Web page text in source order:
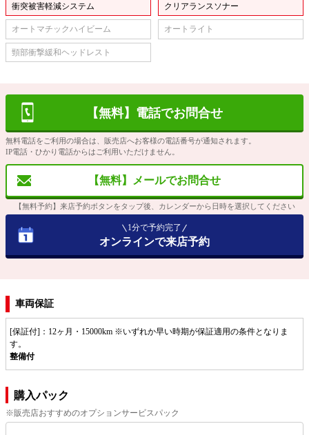
衝突被害軽減システム クリアランスソナー
オートマチックハイビーム オートライト
頸部衝撃緩和ヘッドレスト
【無料】電話でお問合せ
無料電話をご利用の場合は、販売店へお客様の電話番号が通知されます。
IP電話・ひかり電話からはご利用いただけません。
【無料】メールでお問合せ
【無料予約】来店予約ボタンをタップ後、カレンダーから日時を選択してください
1分で予約完了
オンラインで来店予約
車両保証
[保証付]：12ヶ月・15000km ※いずれか早い時期が保証適用の条件となりま
す。
整備付
購入パック
※販売店おすすめのオプションサービスパック